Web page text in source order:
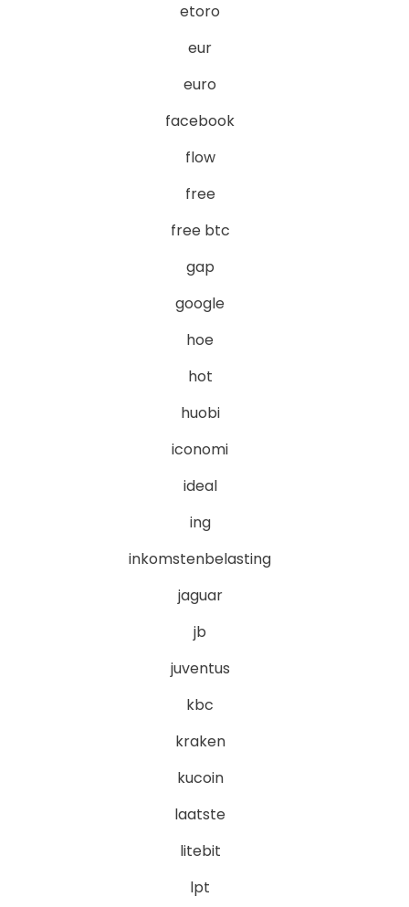
etoro
eur
euro
facebook
flow
free
free btc
gap
google
hoe
hot
huobi
iconomi
ideal
ing
inkomstenbelasting
jaguar
jb
juventus
kbc
kraken
kucoin
laatste
litebit
lpt